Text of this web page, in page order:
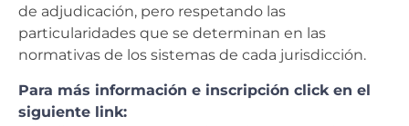
de adjudicación, pero respetando las
particularidades que se determinan en las
normativas de los sistemas de cada jurisdicción.
Para más información e inscripción click en el
siguiente link: